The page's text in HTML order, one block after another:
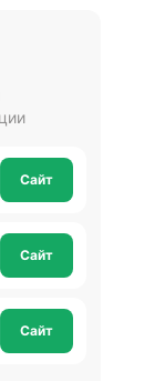
Сайт
Сайт
Сайт